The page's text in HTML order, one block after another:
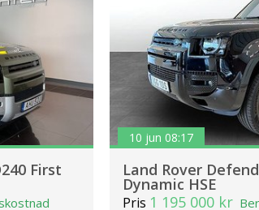
First
10 jun 08:17
Land Rover
Dynamic HSE
Pris 1 195 000 kr